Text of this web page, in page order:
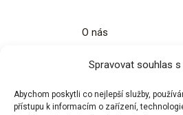
Spravovat souhlas
Abychom poskytli co nejlepší služby,
přístupu k informacím o zařízení,
O nás
Obchodní podmínky
Zásady ochrany
Zásady cookies (EU)